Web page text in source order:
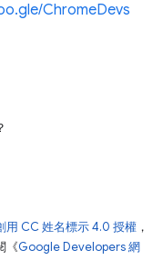
ChromeDevs
用 CC 姓名標示 4.0 授權 ，
《Google Developers 網